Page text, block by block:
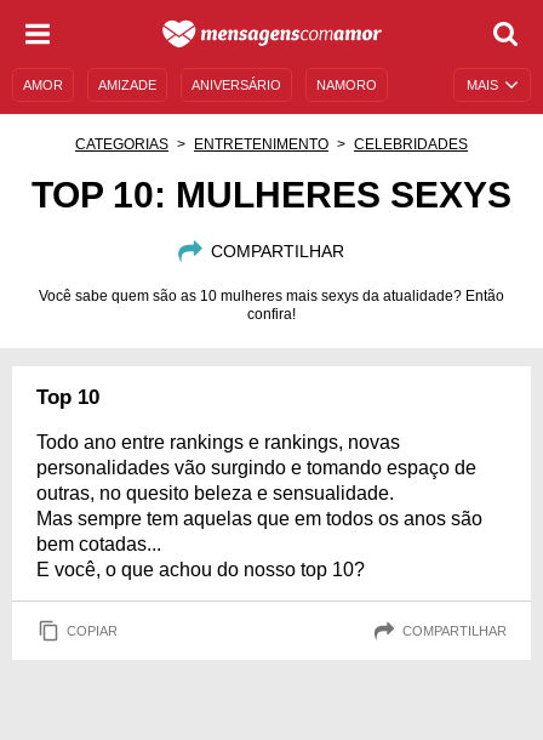
MAIS
AMOR AMIZADE ANIVERSÁRIO NAMORO
CATEGORIAS ENTRETENIMENTO CELEBRIDADES
TOP 10: MULHERES SEXYS
COMPARTILHAR
Você sabe quem são as 10 mulheres mais sexys da atualidade? Então
confira!
Top 10
Todo ano entre rankings e rankings, novas
personalidades vão surgindo e tomando espaço de
outras, no quesito beleza e sensualidade.
Mas sempre tem aquelas que em todos os anos são
bem cotadas...
E você, o que achou do nosso top 10?
COPIAR COMPARTILHAR